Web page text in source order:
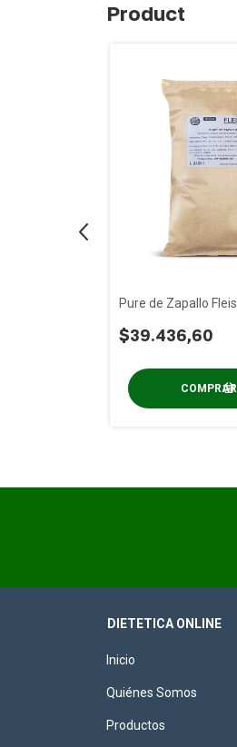
Product
Pure de Zapallo
$39.436,60
DIETETICA ONLINE
Inicio
Quiénes Somos
Productos